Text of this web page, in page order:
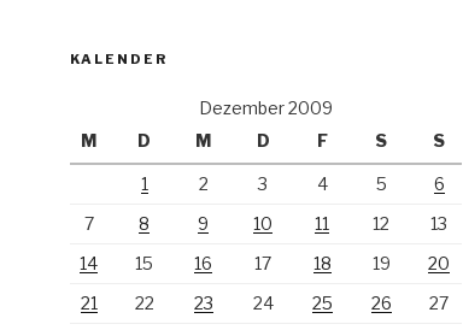
KALENDER
Dezember 2009
M
D M D F S S
1 2 3 4 5
6
7
8 9 10 11 12
13
14
15 16 17 18 19
20
21
22 23 24 25 26
27